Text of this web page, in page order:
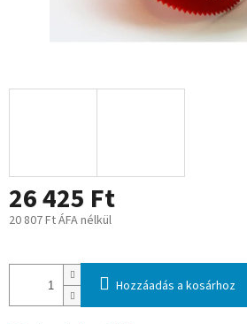
26 425 Ft
20 807 Ft ÁFA nélkül
Hozzáadás a kosárhoz